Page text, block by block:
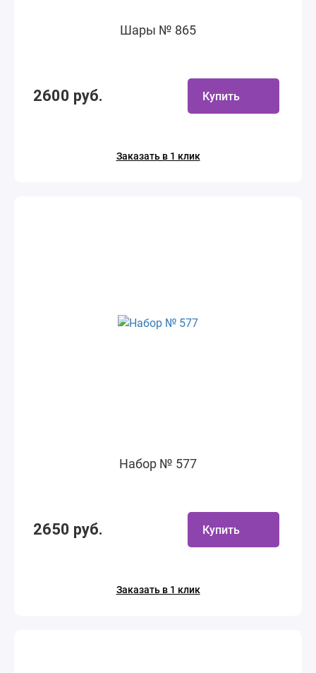
Шары № 865
2600 руб. Купить
Заказать в 1 клик
Набор № 577
2650 руб. Купить
Заказать в 1 клик